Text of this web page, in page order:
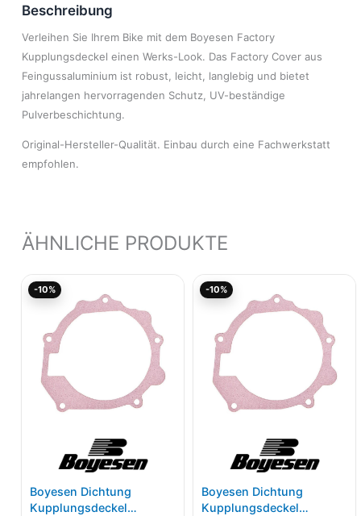
Beschreibung
Verleihen Sie Ihrem Bike mit dem Boyesen Factory
Kupplungsdeckel einen Werks-Look. Das Factory Cover aus
Feingussaluminium ist robust, leicht, langlebig und bietet
jahrelangen hervorragenden Schutz, UV-beständige
Pulverbeschichtung.
Original-Hersteller-Qualität. Einbau durch eine Fachwerkstatt
empfohlen.
ÄHNLICHE PRODUKTE
-10%
Boyesen Dichtung
Kupplungsdeckel
war:
8,00€
-10%
Boyesen Dichtung
Kupplungsdeckel
war:
8,00€